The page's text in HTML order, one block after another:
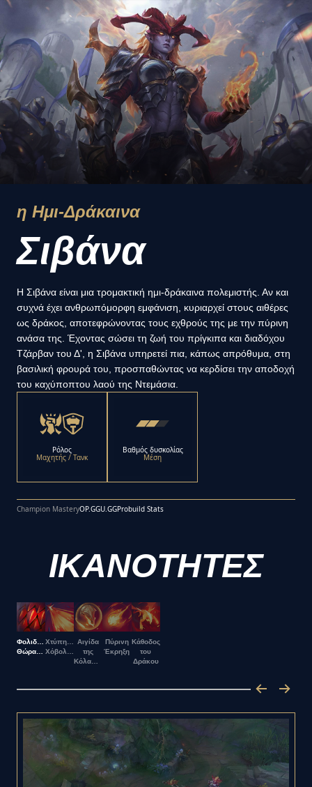
η Ημι-Δράκαινα
Σιβάνα
Η Σιβάνα είναι μια τρομακτική ημι-δράκαινα πολεμιστής. Αν και
συχνά έχει ανθρωπόμορφη εμφάνιση, κυριαρχεί στους αιθέρες
ως δράκος, αποτεφρώνοντας τους εχθρούς της με την πύρινη
ανάσα της. Έχοντας σώσει τη ζωή του πρίγκιπα και διαδόχου
Τζάρβαν του Δ', η Σιβάνα υπηρετεί πια, κάπως απρόθυμα, στη
βασιλική φρουρά του, προσπαθώντας να κερδίσει την αποδοχή
του καχύποπτου λαού της Ντεμάσια.
Ρόλος
Μαχητής / Τανκ
Βαθμός δυσκολίας
Μέση
Champion MasteryOP.GGU.GGProbuild Stats
ΙΚΑΝΟΤΗΤΕΣ
ΦολιδωτόςΧτύπημα
Αιγίδα
της
Πύρινη
Έκρηξη
Κάθοδος
του
Δράκου